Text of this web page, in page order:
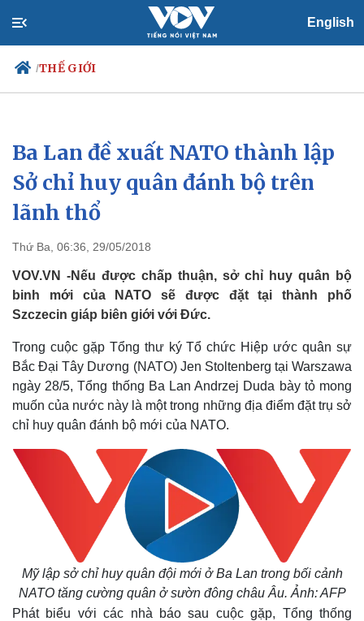
English
/THẾ GIỚI
Chính trị
Đảng
Tổ chức nhân sự
Quốc hội
Xã hội
Tin 24h
Dự báo thời tiết
Ba Lan đề xuất NATO thành lập
Sở chỉ huy quân đánh bộ trên
lãnh thổ ​
Thứ Ba, 06:36, 29/05/2018
VOV.VN -Nếu được chấp thuận, sở chỉ huy quân bộ
binh mới của NATO sẽ được đặt tại thành phố
Szczecin giáp biên giới với Đức.
Trong cuộc gặp Tổng thư ký Tổ chức Hiệp ước quân sự
Bắc Đại Tây Dương (NATO) Jen Stoltenberg tại Warszawa
ngày 28/5, Tổng thống Ba Lan Andrzej Duda bày tỏ mong
muốn của nước này là một trong những địa điểm đặt trụ sở
chỉ huy quân đánh bộ mới của NATO.
Mỹ lập sở chỉ huy quân đội mới ở Ba Lan trong bối cảnh
NATO tăng cường quân ở sườn đông châu Âu. Ảnh: AFP
Phát biểu với các nhà báo sau cuộc gặp, Tổng thống